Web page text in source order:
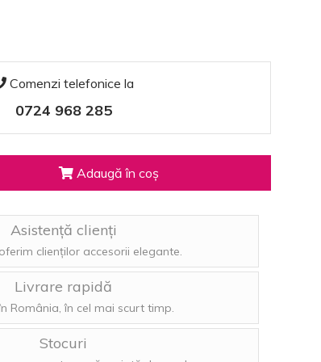
Comenzi telefonice la
0724 968 285
Adaugă în coș
Asistență clienți
clienților accesorii elegante.
Livrare rapidă
România, în cel mai scurt timp.
Stocuri